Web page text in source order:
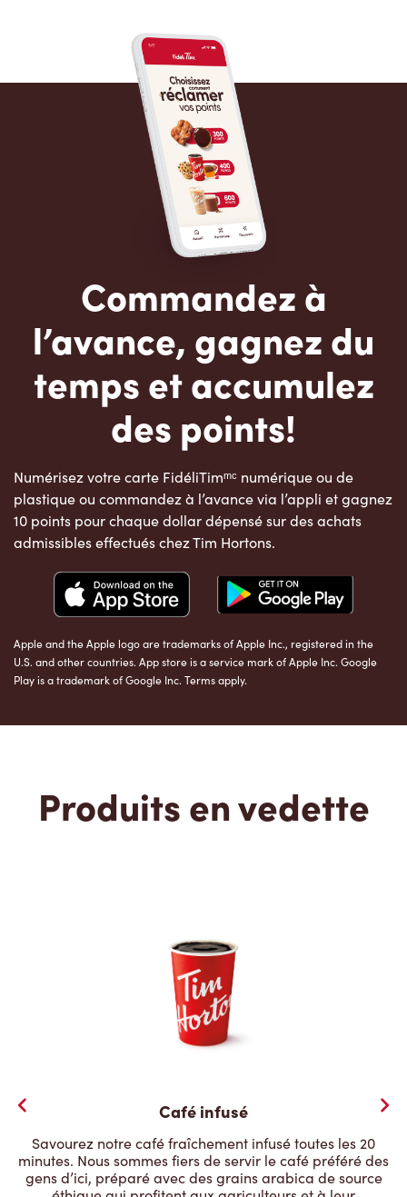
Commandez à
l’avance, gagnez du
temps et accumulez
des points!
Numérisez votre carte FidéliTimᵐᶜ numérique ou de
plastique ou commandez à l’avance via l’appli et gagnez
10 points pour chaque dollar dépensé sur des achats
admissibles effectués chez Tim Hortons.
Apple and the Apple logo are trademarks of Apple Inc., registered in the
U.S. and other countries. App store is a service mark of Apple Inc. Google
Play is a trademark of Google Inc. Terms apply.
Produits en vedette
Café infusé
Savourez notre café fraîchement infusé toutes les 20
minutes. Nous sommes fiers de servir le café préféré des
gens d’ici, préparé avec des grains arabica de source